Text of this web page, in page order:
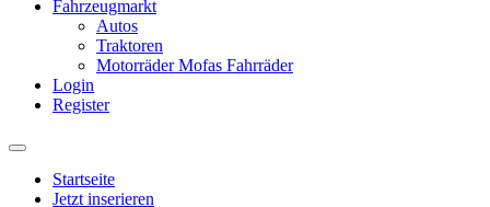
Fahrzeugmarkt
Autos
Traktoren
Motorräder Mofas Fahrräder
Login
Register
Startseite
Jetzt inserieren